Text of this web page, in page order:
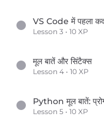
VS Code में पहला
Lesson 3 • 10 XP
मूल बातें और सिंटैक्स
Lesson 4 • 10 XP
Lesson 5 • 10 XP